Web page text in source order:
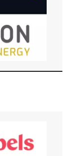
Nemon
en su venta a